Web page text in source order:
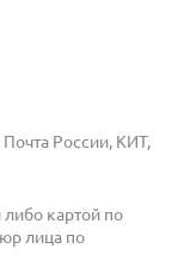
России, КИТ,
картой по
лица по